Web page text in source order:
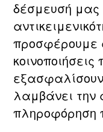
δέσμευσή μας
προσφέρουμε
λαμβάνει την
πληροφόρηση